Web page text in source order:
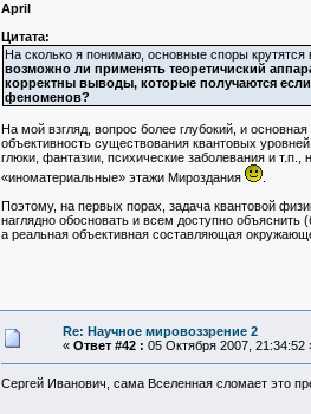
April
Цитата:
На сколько я понимаю, основные споры крутятся
возможно ли применять теоретичиский
корректны выводы, которые получаются
феноменов?
На мой взгляд, вопрос более глубокий, и
объективность существования квантовых
глюки, фантазии, психические заболевания и
«иноматериальные» этажи Мироздания
.
Поэтому, на первых порах, задача квантовой
наглядно обосновать и всем доступно
а реальная объективная составляющая
Re: Научное мировоззрение 2
« Ответ #42 : 05 Октября 2007, 21:34:52
Сергей Иванович, сама Вселенная сломает это